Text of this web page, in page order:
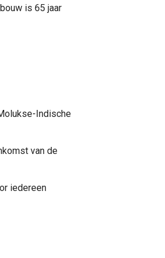
is 65 jaar
Indische
van de
iedereen